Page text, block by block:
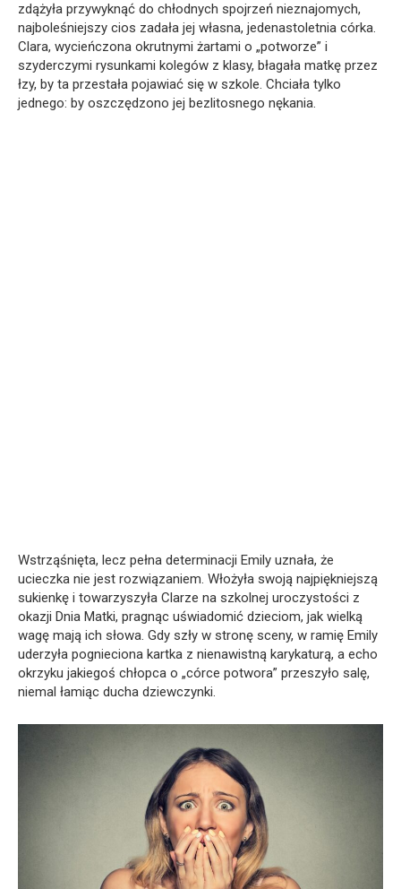
zdążyła przywyknąć do chłodnych spojrzeń nieznajomych,
najboleśniejszy cios zadała jej własna, jedenastoletnia córka.
Clara, wycieńczona okrutnymi żartami o „potworze” i
szyderczymi rysunkami kolegów z klasy, błagała matkę przez
łzy, by ta przestała pojawiać się w szkole. Chciała tylko
jednego: by oszczędzono jej bezlitosnego nękania.
Wstrząśnięta, lecz pełna determinacji Emily uznała, że
ucieczka nie jest rozwiązaniem. Włożyła swoją najpiękniejszą
sukienkę i towarzyszyła Clarze na szkolnej uroczystości z
okazji Dnia Matki, pragnąc uświadomić dzieciom, jak wielką
wagę mają ich słowa. Gdy szły w stronę sceny, w ramię Emily
uderzyła pognieciona kartka z nienawistną karykaturą, a echo
okrzyku jakiegoś chłopca o „córce potwora” przeszyło salę,
niemal łamiąc ducha dziewczynki.